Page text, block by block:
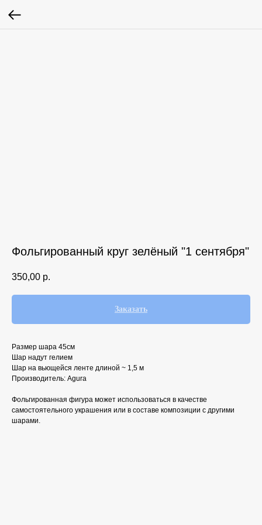
Фольгированный круг зелёный "1 сентября"
350,00 р.
Заказать
Размер шара 45см
Шар надут гелием
Шар на вьющейся ленте длиной ~ 1,5 м
Производитель: Agura
Фольгированная фигура может использоваться в качестве
самостоятельного украшения или в составе композиции с другими
шарами.